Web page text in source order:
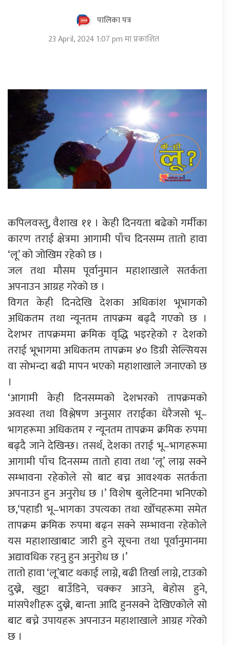
पालिका पत्र
23 April, 2024 1:07 pm मा प्रकाशित
कपिलवस्तु, वैशाख ११ । केही दिनयता बढेको गर्मीका
कारण तराई क्षेत्रमा आगामी पाँच दिनसम्म तातो हावा
‘लू’ को जोखिम रहेको छ ।
जल तथा मौसम पूर्वानुमान महाशाखाले सतर्कता
अपनाउन आग्रह गरेको छ ।
विगत केही दिनदेखि देशका अधिकांश भूभागको
अधिकतम तथा न्यूनतम तापक्रम बढ्दै गएको छ ।
देशभर तापक्रममा क्रमिक वृद्धि भइरहेको र देशको
तराई भूभागमा अधिकतम तापक्रम ४० डिग्री सेल्सियस
वा सोभन्दा बढी मापन भएको महाशाखाले जनाएको छ
।
‘आगामी केही दिनसम्मको देशभरको तापक्रमको
अवस्था तथा विश्लेषण अनुसार तराईका धेरैजसो भू–
भागहरूमा अधिकतम र न्यूनतम तापक्रम क्रमिक रुपमा
बढ्दै जाने देखिन्छ। तसर्थ, देशका तराई भू–भागहरूमा
आगामी पाँच दिनसम्म तातो हावा तथा ‘लू’ लाग्न सक्ने
सम्भावना रहेकोले सो बाट बच्न आवश्यक सतर्कता
अपनाउन हुन अनुरोध छ ।’ विशेष बुलेटिनमा भनिएको
छ,‘पहाडी भू–भागका उपत्यका तथा खोँचहरूमा समेत
तापक्रम क्रमिक रुपमा बढ्न सक्ने सम्भावना रहेकोले
यस महाशाखाबाट जारी हुने सूचना तथा पूर्वानुमानमा
अद्यावधिक रहनु हुन अनुरोध छ ।’
तातो हावा ‘लू’बाट थकाई लाग्ने, बढी तिर्खा लाग्ने, टाउको
दुख्ने, खुट्टा बाउँडिने, चक्कर आउने, बेहोस हुने,
मांसपेशीहरू दुख्ने, बान्ता आदि हुनसक्ने देखिएकोले सो
बाट बच्ने उपायहरू अपनाउन महाशाखाले आग्रह गरेको
छ ।